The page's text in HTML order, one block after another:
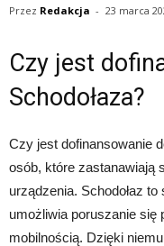
Przez Redakcja - 23 marca
Czy jest
Schodołaza?
Czy jest dofinansowanie
osób, które zastanawiają
urządzenia. Schodołaz
umożliwia poruszanie się
mobilnością. Dzięki